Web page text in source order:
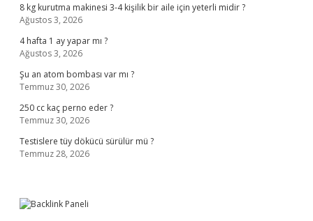
8 kg kurutma makinesi 3-4 kişilik bir aile için yeterli midir ?
Ağustos 3, 2026
4 hafta 1 ay yapar mı ?
Ağustos 3, 2026
Şu an atom bombası var mı ?
Temmuz 30, 2026
250 cc kaç perno eder ?
Temmuz 30, 2026
Testislere tüy dökücü sürülür mü ?
Temmuz 28, 2026